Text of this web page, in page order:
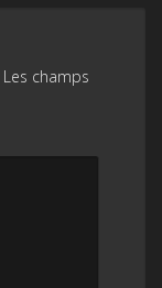
Les champs